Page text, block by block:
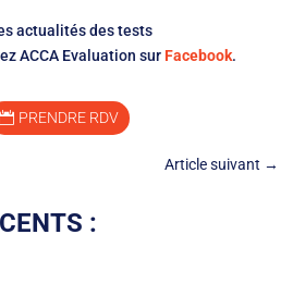
actualités des tests
ACCA Evaluation surFacebook.
PRENDRE RDV
Article suivant →
: